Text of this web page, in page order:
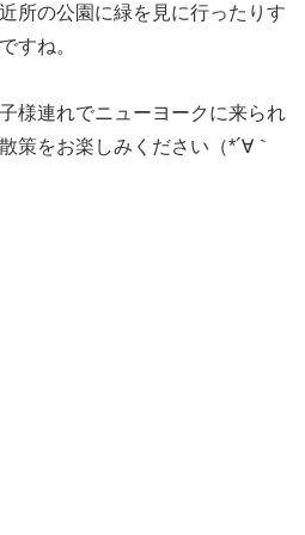
所の公園に緑を見に行ったりす
すね。
様連れでニューヨークに来られ
策をお楽しみください（*´∀｀